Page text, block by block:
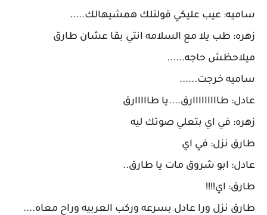
ساميه: عيب عليكي قولتلك همشيهالك.....
زهره: طب يلا مع السلامه انتي بقا عشان طارق
ميلاحظش حاجه......
ساميه خرجت......
عادل: طااااااااارق....يا طااااارق
زهره: في اي بتعلي صوتك ليه
طارق نزل: في اي
عادل: ابو شروق مات يا طارق..
طارق: اي!!!!
طارق نزل ورا عادل بسرعه وركب العربيه وراح معاه....